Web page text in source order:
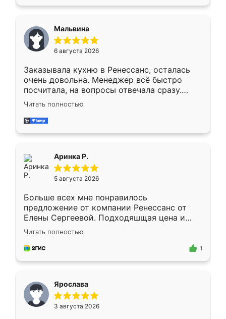
меньше, здесь же он более разнообразный.
Мне нравится ,если что-то потребуется из
мебели буду заказывать только здесь.
Мальвина
6 августа 2026
Заказывала кухню в Ренессанс, осталась
очень довольна. Менеджер всё быстро
посчитала, на вопросы отвечала сразу.
Замерщик приехал в субботу, подошёл к
делу со всей ответственностью. Собрали
за день, ребята работали аккуратно, даже
Читать полностью
Аринка Р.
5 августа 2026
Больше всех мне понравилось
предложение от компании Ренессанс от
Елены Сергеевой. Подходяшщая цена и
короткие сроки изготовления. Приехавший
для замера сотрудник Владислав
предложил по моему эскизу самый
Читать полностью
1
Ярослава
3 августа 2026